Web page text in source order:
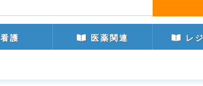
看護 医薬関連 レ